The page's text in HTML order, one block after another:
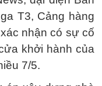
T3, Cảng hàng
nhận có sự cố
khởi hành của
7/5.